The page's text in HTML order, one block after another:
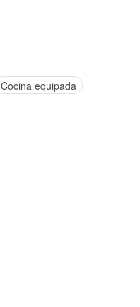
Cocina equipada